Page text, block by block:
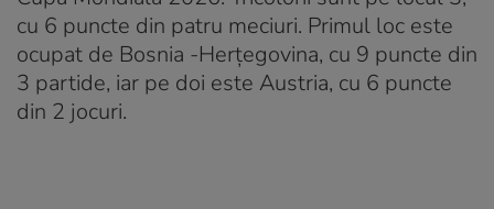
cu 6 puncte din patru meciuri. Primul loc este
ocupat de Bosnia -Herțegovina, cu 9 puncte din
3 partide, iar pe doi este Austria, cu 6 puncte
din 2 jocuri.